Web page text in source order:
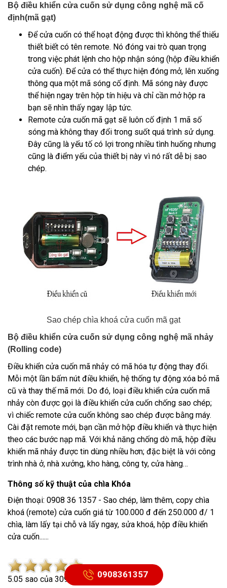
Bộ điều khiển cửa cuốn sử dụng công nghệ mã cố
định(mã gạt)
Để cửa cuốn có thể hoạt động được thì không thể thiếu
thiết biết có tên remote. Nó đóng vai trò quan trọng
trong việc phát lệnh cho hộp nhận sóng (hộp điều khiển
cửa cuốn). Để cửa có thể thực hiện đóng mở, lên xuống
thông qua một mã sóng cố định. Mã sóng này được
thể hiện ngay trên hộp tín hiệu và chỉ cần mở hộp ra
bạn sẽ nhìn thấy ngay lập tức.
Remote cửa cuốn mã gạt sẽ luôn cố định 1 mã số
sóng mà không thay đổi trong suốt quá trình sử dụng.
Đây cũng là yếu tố có lợi trong nhiều tình huống nhưng
cũng là điểm yếu của thiết bị này vì nó rất dễ bị sao
chép.
Sao chép chìa khoá cửa cuốn mã gạt
Bộ điều khiển cửa cuốn sử dụng công nghệ mã nhảy
(Rolling code)
Điều khiển cửa cuốn mã nhảy có mã hóa tự động thay đổi.
Mỗi một lần bấm nút điều khiển, hệ thống tự động xóa bỏ mã
cũ và thay thế mã mới. Do đó, loại điều khiển cửa cuốn mã
nhảy còn được gọi là điều khiển cửa cuốn chống sao chép;
vì chiếc remote cửa cuốn không sao chép được bằng máy.
Cài đặt remote mới, bạn cần mở hộp điều khiển và thực hiện
theo các bước nạp mã. Với khả năng chống dò mã, hộp điều
khiển mã nhảy được tin dùng nhiều hơn; đặc biệt là với công
trình nhà ở, nhà xưởng, kho hàng, công ty, cửa hàng…
Thông số kỹ thuật của chìa Khóa
Điện thoại: 0908 36 1357 - Sao chép, làm thêm, copy chìa
khoá (remote) cửa cuốn giá từ 100.000 đ đến 250.000 đ/ 1
chìa, làm lấy tại chỗ và lấy ngay, sửa khoá, hộp điều khiển
cửa cuốn......
5.05 sao của 3093 đánh giá
0908361357